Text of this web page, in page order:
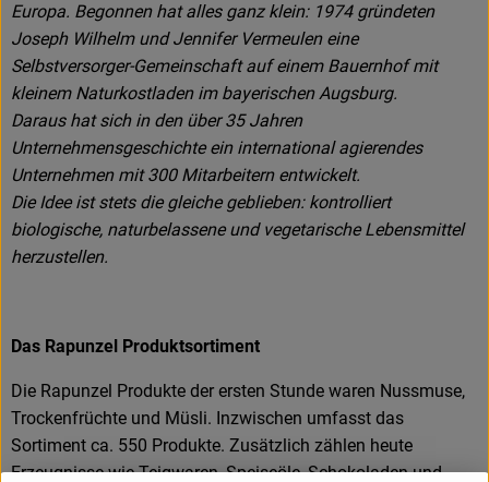
Europa. Begonnen hat alles ganz klein: 1974 gründeten
Joseph Wilhelm und Jennifer Vermeulen eine
Selbstversorger-Gemeinschaft auf einem Bauernhof mit
kleinem Naturkostladen im bayerischen Augsburg.
Daraus hat sich in den über 35 Jahren
Unternehmensgeschichte ein international agierendes
Unternehmen mit 300 Mitarbeitern entwickelt.
Die Idee ist stets die gleiche geblieben: kontrolliert
biologische, naturbelassene und vegetarische Lebensmittel
herzustellen.
Das Rapunzel Produktsortiment
Die Rapunzel Produkte der ersten Stunde waren Nussmuse,
Trockenfrüchte und Müsli. Inzwischen umfasst das
Sortiment ca. 550 Produkte. Zusätzlich zählen heute
Erzeugnisse wie Teigwaren, Speiseöle, Schokoladen und